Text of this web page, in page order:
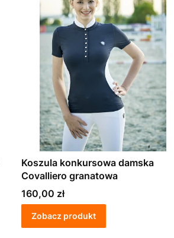
Koszula konkursowa damska
Covalliero granatowa
Cena
160,00 zł
Zobacz produkt